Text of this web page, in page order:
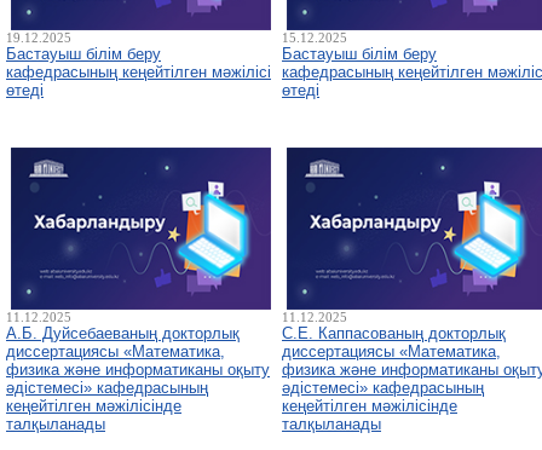
19.12.2025
Бастауыш білім беру
кафедрасының кеңейтілген мәжілісі
өтеді
15.12.2025
Бастауыш білім беру
кафедрасының кеңейтілген
өтеді
11.12.2025
А.Б. Дуйсебаеваның докторлық
диссертациясы «Математика,
физика және информатиканы оқыту
әдістемесі» кафедрасының
кеңейтілген мәжілісінде
талқыланады
11.12.2025
С.Е. Каппасованың докторлық
диссертациясы «Математика,
физика және информатиканы
әдістемесі» кафедрасының
кеңейтілген мәжілісінде
талқыланады